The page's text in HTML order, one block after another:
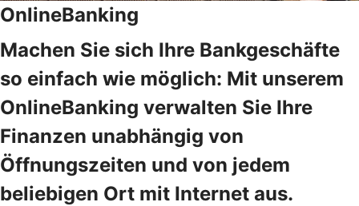
OnlineBanking
Machen Sie sich Ihre Bankgeschäfte
so einfach wie möglich: Mit unserem
OnlineBanking verwalten Sie Ihre
Finanzen unabhängig von
Öffnungszeiten und von jedem
beliebigen Ort mit Internet aus.